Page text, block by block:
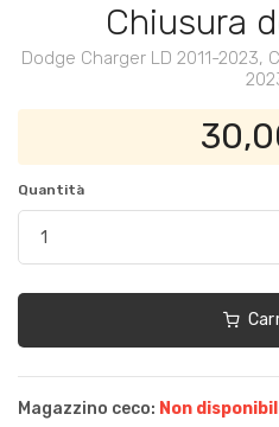
Chiusura
Dodge Charger LD 2011-2023,
Quantità
Magazzino ceco: Non